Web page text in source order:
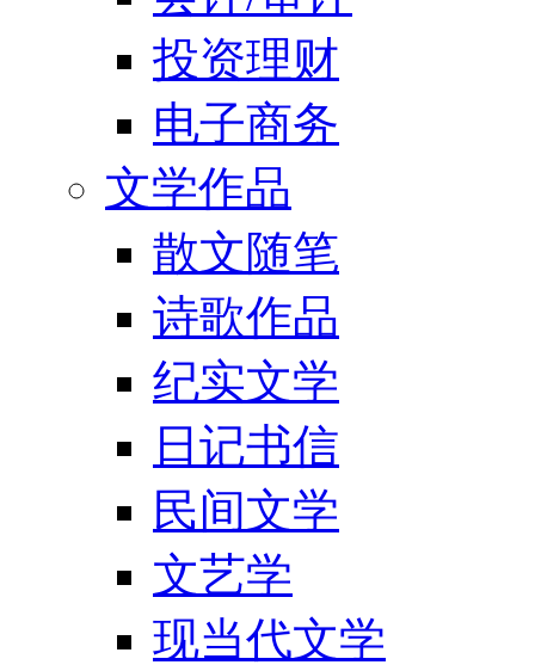
投资理财
电子商务
文学作品
散文随笔
诗歌作品
纪实文学
日记书信
民间文学
文艺学
现当代文学